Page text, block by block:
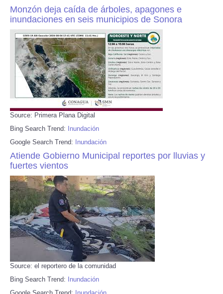
Monzón deja caída de árboles, apagones e
inundaciones en seis municipios de Sonora
Source: Primera Plana Digital
Bing Search Trend: Inundación
Google Search Trend: Inundación
Atiende Gobierno Municipal reportes por lluvias y
fuertes vientos
Source: el reportero de la comunidad
Bing Search Trend: Inundación